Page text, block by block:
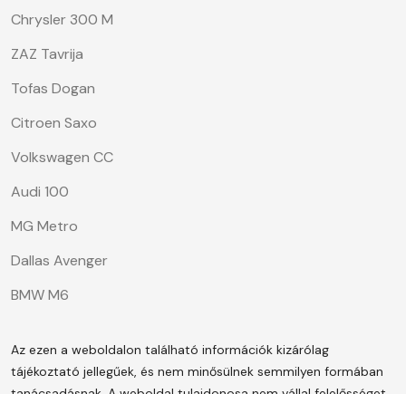
Chrysler 300 M
ZAZ Tavrija
Tofas Dogan
Citroen Saxo
Volkswagen CC
Audi 100
MG Metro
Dallas Avenger
BMW M6
Az ezen a weboldalon található információk kizárólag
tájékoztató jellegűek, és nem minősülnek semmilyen formában